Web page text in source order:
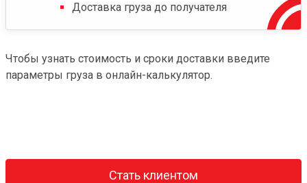
Доставка груза до получателя
Чтобы узнать стоимость и сроки доставки введите
параметры груза в онлайн-калькулятор.
Стать клиентом